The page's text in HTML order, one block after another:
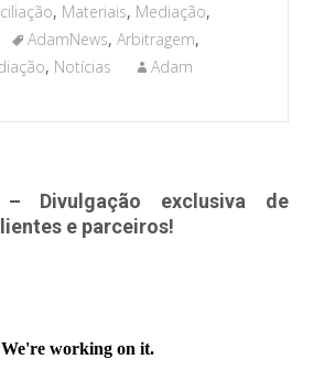
, Materiais, Mediação,
AdamNews, Arbitragem,
, Notícias
Adam
Divulgação exclusiva de
e parceiros!